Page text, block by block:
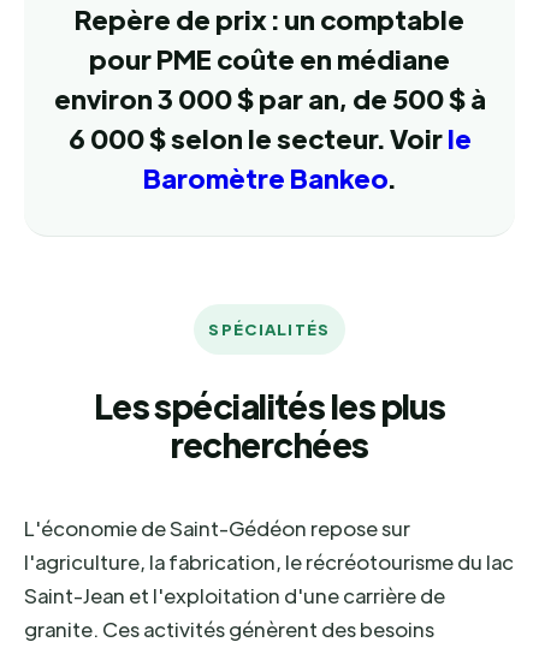
Repère de prix : un comptable
pour PME coûte en médiane
environ 3 000 $ par an, de 500 $ à
6 000 $ selon le secteur. Voirle
Baromètre Bankeo.
SPÉCIALITÉS
Les spécialités les plus
recherchées
L'économie de Saint-Gédéon repose sur
l'agriculture, la fabrication, le récréotourisme du lac
Saint-Jean et l'exploitation d'une carrière de
granite. Ces activités génèrent des besoins